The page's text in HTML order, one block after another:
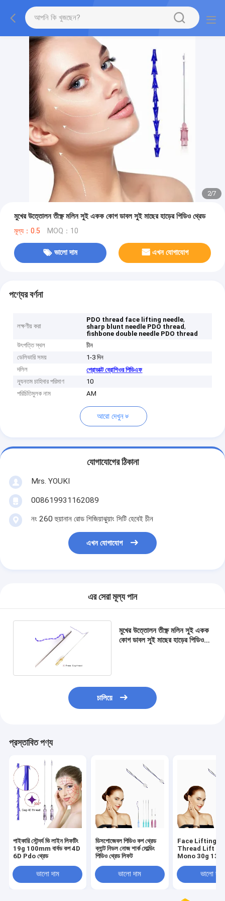
2/7
মুখের উত্তোলন তীক্ষ্ণ মলিন সুই একক কোগ ডাবল সুই মাছের হাড়ের পিডিও থ্রেড
মূল্য：0.5 MOQ：10
ভালো দাম এখন যোগাযোগ
পণ্যের বর্ণনা
লক্ষণীয় করা
PDO thread face lifting needle,
sharp blunt needle PDO thread,
fishbone double needle PDO thread
উৎপত্তি স্থল
চীন
ডেলিভারি সময়
1-3 দিন
দলিল
প্রোডাক্ট ব্রোশিওর পিডিএফ
ন্যূনতম চাহিদার পরিমাণ
10
পরিচিতিমুলক নাম
AM
আরো দেখুন
যোগাযোগের ঠিকানা
Mrs. YOUKI
008619931162089
নং 260 হুয়ানান রোড শিজিয়াঝুয়াং সিটি হেবেই চীন
এখন যোগাযোগ
এর সেরা মূল্য পান
মুখের উত্তোলন তীক্ষ্ণ মলিন সুই একক
কোগ ডাবল সুই মাছের হাড়ের পিডিও
চালিয়ে
প্রস্তাবিত পণ্য
পাইকারি সৌন্দর্য ভি লাইন লিফটিং
19g 100mm বার্বড কগ 4D
6D Pdo থ্রেড
ভালো দাম
ডিসপোজেবল পিডিও কগ থ্রেড
ব্লান্ট নিডল নোজ শার্ক মোল্ডিং
পিডিও থ্রেড লিফট
ভালো দাম
Face Lifting
Thread Lift
Mono 30g
ভালো দাম